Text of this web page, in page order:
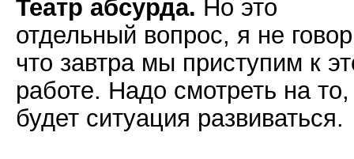
Театр абсурда. Но это
отдельный вопрос, я не
что завтра мы приступим к
работе. Надо смотреть на то,
будет ситуация развиваться.